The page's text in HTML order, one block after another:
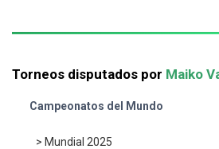
Torneos disputados por Maiko
Campeonatos del Mundo
> Mundial 2025